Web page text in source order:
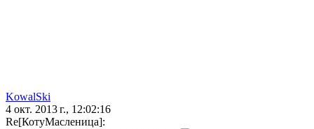
KowalSki
4 окт. 2013 г., 12:02:16
Re[КотуМасленица]: